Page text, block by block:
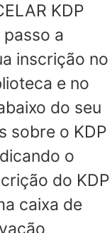
KDP
passo a
inscrição no
e no
do seu
sobre o KDP
o
do KDP
caixa de